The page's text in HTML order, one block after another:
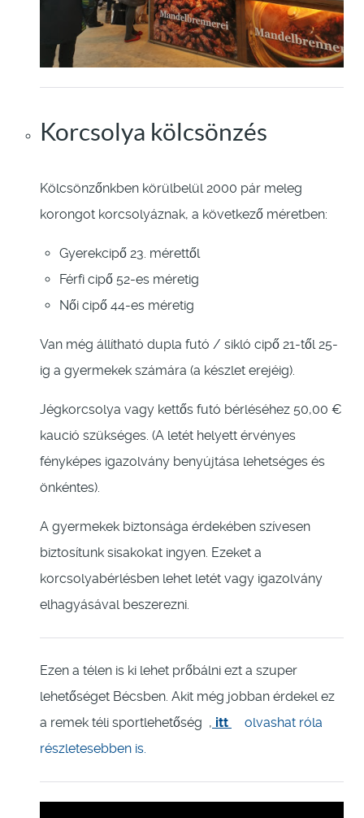
Korcsolya kölcsönzés
Kölcsönzőnkben körülbelül 2000 pár meleg
korongot korcsolyáznak, a következő méretben:
Gyerekcipő 23. mérettől
Férfi cipő 52-es méretig
Női cipő 44-es méretig
Van még állítható dupla futó / sikló cipő 21-től 25-
ig a gyermekek számára (a készlet erejéig).
Jégkorcsolya vagy kettős futó bérléséhez 50,00 €
kaució szükséges. (A letét helyett érvényes
fényképes igazolvány benyújtása lehetséges és
önkéntes).
A gyermekek biztonsága érdekében szívesen
biztosítunk sisakokat ingyen. Ezeket a
korcsolyabérlésben lehet letét vagy igazolvány
elhagyásával beszerezni.
Ezen a télen is ki lehet prőbálni ezt a szuper
lehetőséget Bécsben. Akit még jobban érdekel ez
a remek téli sportlehetőség , itt
olvashat róla
részletesebben is.